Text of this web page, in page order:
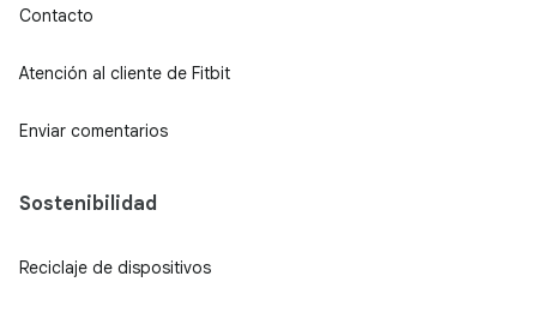
Contacto
Atención al cliente de Fitbit
Enviar comentarios
Sostenibilidad
Reciclaje de dispositivos